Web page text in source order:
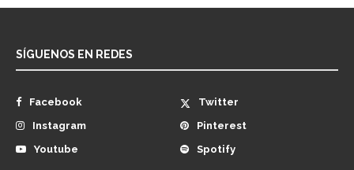
SÍGUENOS EN REDES
Facebook
Twitter
Instagram
Pinterest
Youtube
Spotify